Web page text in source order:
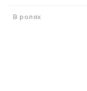
В ролях